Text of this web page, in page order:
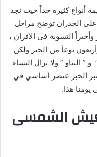
أنواع كثيرة جداً حيث نجد
الجدران توضح مراحل
التسويه في الأفران ،
نوعاً من الخبز ولكن
البتاو ” ولا تزال النساء
الخبز عنصر أساسي في
هذا.
الشمسى